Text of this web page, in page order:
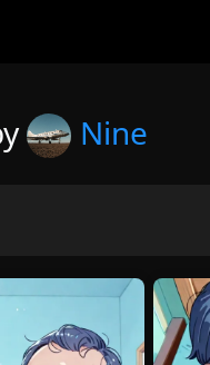
Nine